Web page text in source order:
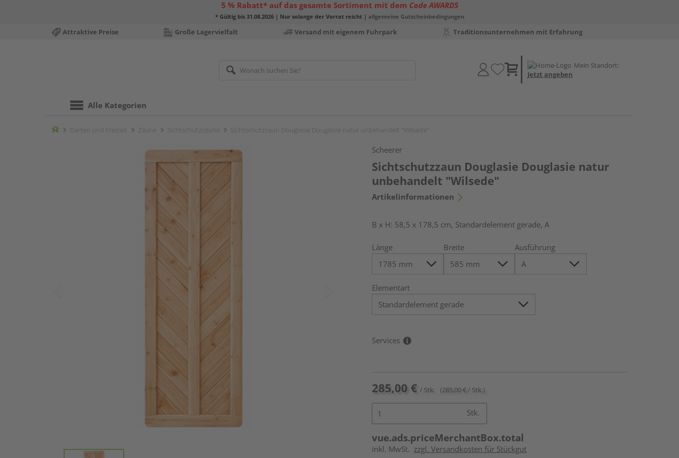
5 % Rabatt* auf das gesamte Sortiment mit dem Code AWARD5
* Gültig bis 31.08.2026 | Nur solange der Vorrat reicht | allgemeine Gutscheinbedingungen
Attraktive Preise Große Lagervielfalt Versand mit eigenem Fuhrpark Traditionsunternehmen mit Erfahrung
Mein Standort:
Jetzt angeben
Alle Kategorien
Home
Scheerer
Sichtschutzzaun Douglasie Douglasie natur
unbehandelt "Wilsede"
Artikelinformationen
B x H: 58,5 x 178,5 cm, Standardelement gerade, A
Länge Breite Ausführung
Elementart
Services
285,00 € / Stk. (285,00 € / Stk.)
Stk.
vue.ads.priceMerchantBox.total
inkl. MwSt. zzgl. Versandkosten für Stückgut